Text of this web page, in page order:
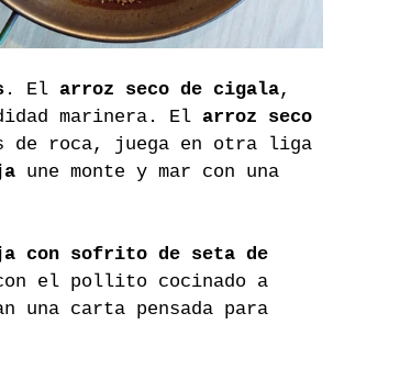
. El arroz seco de cigala,
marinera. El arroz seco
de roca, juega en otra liga
une monte y mar con una
con sofrito de seta de
el pollito cocinado a
una carta pensada para